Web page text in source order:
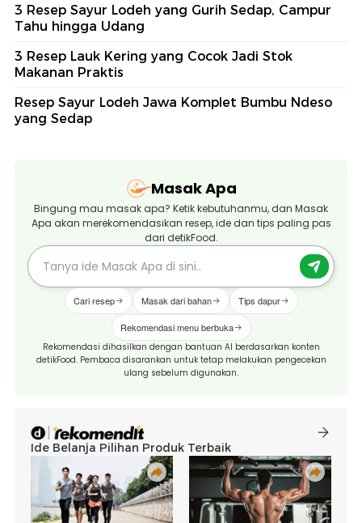
3 Resep Sayur Lodeh yang Gurih Sedap, Campur
Tahu hingga Udang
3 Resep Lauk Kering yang Cocok Jadi Stok
Makanan Praktis
Resep Sayur Lodeh Jawa Komplet Bumbu Ndeso
yang Sedap
Masak Apa
Bingung mau masak apa? Ketik kebutuhanmu, dan Masak
Apa akan merekomendasikan resep, ide dan tips paling pas
dari detikFood.
Cari resep Masak dari bahan Tips dapur
Rekomendasi menu berbuka
Rekomendasi dihasilkan dengan bantuan AI berdasarkan konten
detikFood. Pembaca disarankan untuk tetap melakukan pengecekan
ulang sebelum digunakan.